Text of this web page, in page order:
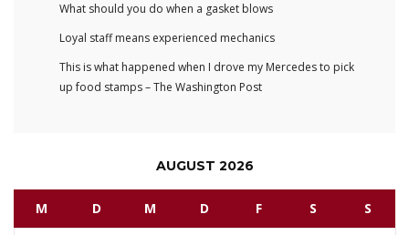
What should you do when a gasket blows
Loyal staff means experienced mechanics
This is what happened when I drove my Mercedes to pick
up food stamps – The Washington Post
AUGUST 2026
M D M D F S S